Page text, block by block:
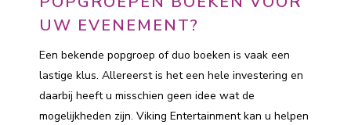
UW EVENEMENT?
Een bekende popgroep of duo boeken is vaak een
lastige klus. Allereerst is het een hele investering en
daarbij heeft u misschien geen idee wat de
mogelijkheden zijn. Viking Entertainment kan u helpen